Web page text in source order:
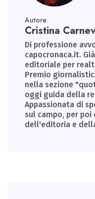
Autore
Cristina
Di professione
capocronaca.it.
editoriale per
Premio
nella sezione
oggi guida della
Appassionata di
sul campo, per poi
dell'editoria e